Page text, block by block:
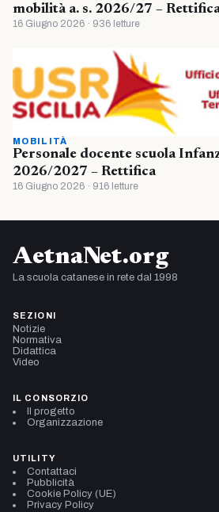
mobilità a. s. 2026/27 –
16 Giugno 2026 · 936 letture
MOBILITÀ
Personale docente scuola
2026/2027 – Rettifica
16 Giugno 2026 · 916 letture
AetnaNet.org
La scuola catanese in rete dal 1998
SEZIONI
Notizie
Normativa
Didattica
Video
IL CONSORZIO
Il progetto
Organizzazione
UTILITY
Contattaci
Pubblicità
Cookie Policy (UE)
Privacy Policy